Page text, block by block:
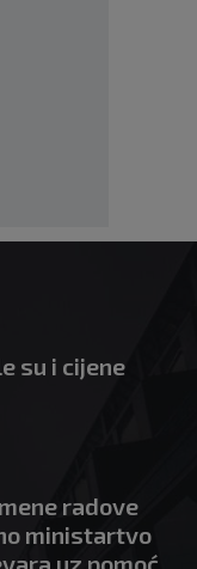
su i cijene
radove
ministartvo
uz pomoć